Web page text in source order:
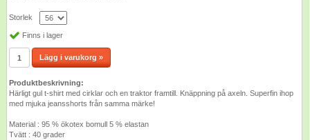
Storlek
Finns i lager
Lägg i varukorg »
Produktbeskrivning:
Härligt gul t-shirt med cirklar och en traktor framtill. Knäppning på axeln. Superfin ihop
med mjuka jeansshorts från samma märke!
Material : 95 % ökotex bomull 5 % elastan
Tvätt : 40 grader